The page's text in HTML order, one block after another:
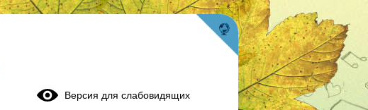
Версия для слабовидящих